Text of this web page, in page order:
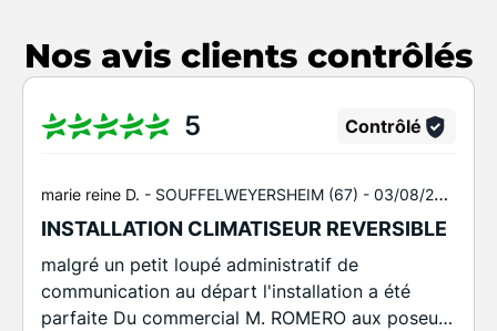
Nos avis clients contrôlés
5 Contrôlé
marie reine D. - SOUFFELWEYERSHEIM (67) - 03/08/2026
INSTALLATION CLIMATISEUR REVERSIBLE
malgré un petit loupé administratif de
communication au départ l'installation a été
parfaite Du commercial M. ROMERO aux poseurs